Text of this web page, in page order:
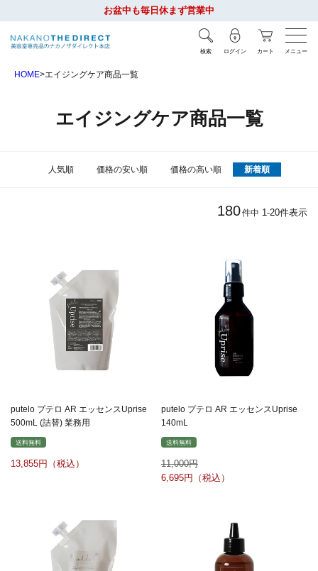
お盆中も毎日休まず営業中
検索 ログイン カート メニュー
HOME エイジングケア商品一覧
エイジングケア商品一覧
人気順 価格の安い順 価格の高い順 新着順
180件中 1-20件表示
putelo プテロ AR エッセンスUprise
500mL (詰替) 業務用
送料無料
13,855
putelo プテロ AR エッセンスUprise
140mL
送料無料
11,000
6,695